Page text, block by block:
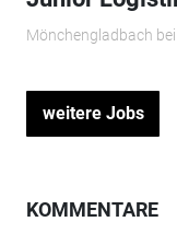
Mönchengladbach
weitere Jobs
KOMMENTARE